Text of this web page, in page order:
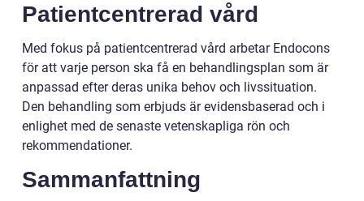
Patientcentrerad vård
Med fokus på patientcentrerad vård arbetar Endocons
för att varje person ska få en behandlingsplan som är
anpassad efter deras unika behov och livssituation.
Den behandling som erbjuds är evidensbaserad och i
enlighet med de senaste vetenskapliga rön och
rekommendationer.
Sammanfattning